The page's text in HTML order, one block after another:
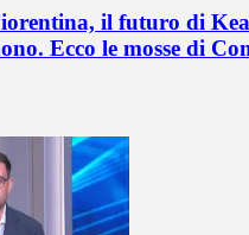
il futuro di
Ecco le mosse di